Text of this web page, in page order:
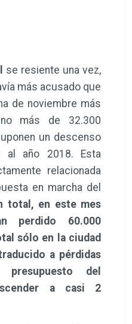
se resiente una vez,
más acusado que
de noviembre más
más de 32.300
un descenso
al año 2018. Esta
relacionada
en marcha del
total, en este mes
perdido 60.000
sólo en la ciudad
a pérdidas
del
a casi 2